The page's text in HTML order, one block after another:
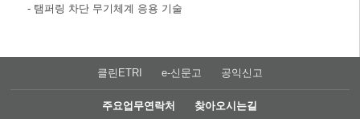
- 탬퍼링 차단 무기체계 응용 기술
클린ETRI e-신문고 공익신고
주요업무연락처 찾아오시는길